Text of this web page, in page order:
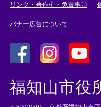
リンク・著作権・免責事項
バナー広告について
外
部
リ
外
リ
外
部
福知山市役